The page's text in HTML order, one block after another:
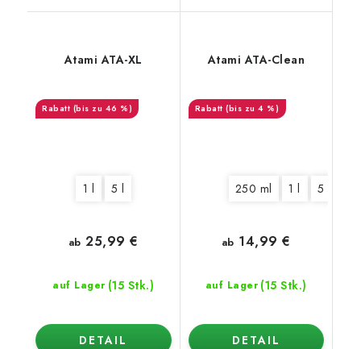
Atami ATA-XL
(bis zu 46 %)
1 l 5 l
auf Lager (15 Stk.)
ab 25,99 €
DETAIL
Atami ATA-Clean
(bis zu 4 %)
250 ml 1 l 5 l
auf Lager (15 Stk.)
ab 14,99 €
DETAIL